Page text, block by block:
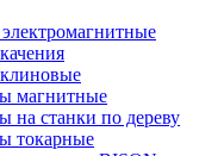
магнитные
на станки по дереву
токарные